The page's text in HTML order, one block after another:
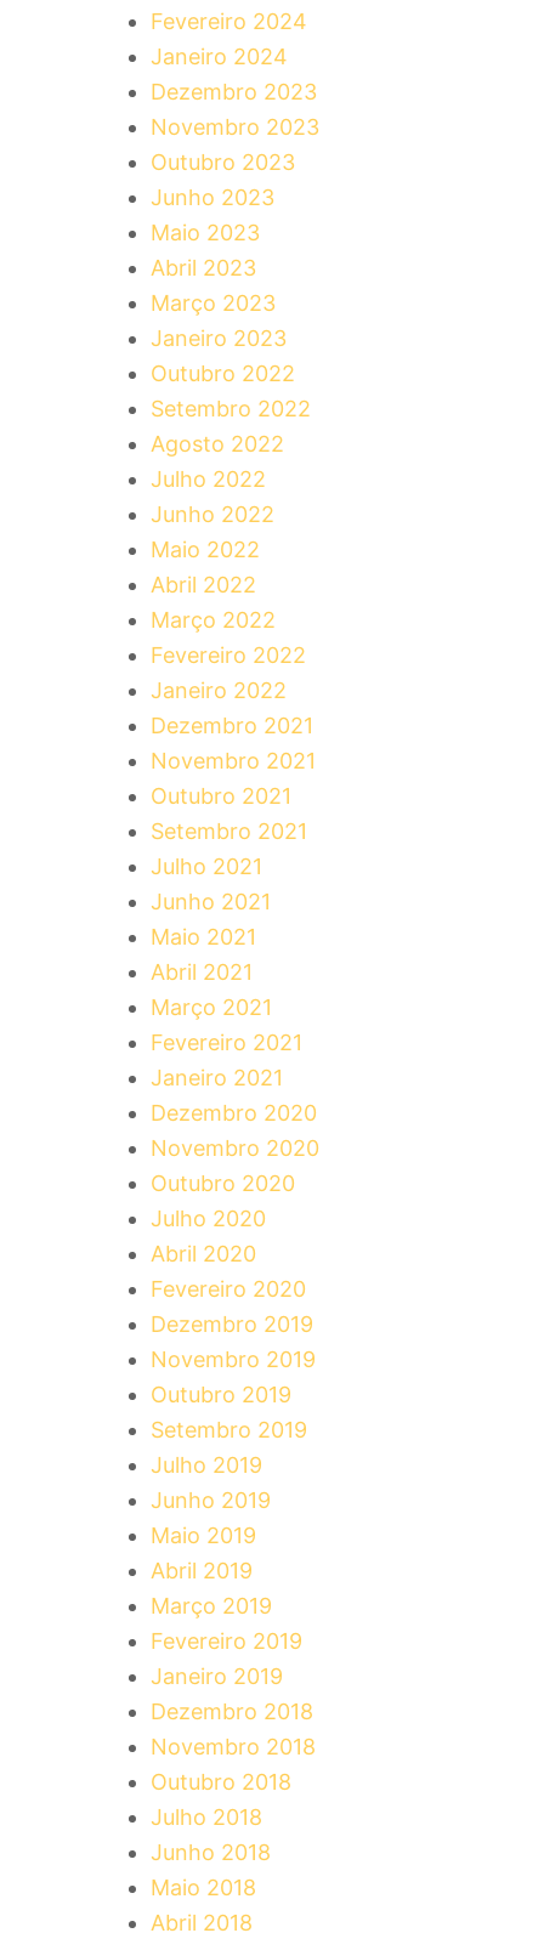
Fevereiro 2024
Janeiro 2024
Dezembro 2023
Novembro 2023
Outubro 2023
Junho 2023
Maio 2023
Abril 2023
Março 2023
Janeiro 2023
Outubro 2022
Setembro 2022
Agosto 2022
Julho 2022
Junho 2022
Maio 2022
Abril 2022
Março 2022
Fevereiro 2022
Janeiro 2022
Dezembro 2021
Novembro 2021
Outubro 2021
Setembro 2021
Julho 2021
Junho 2021
Maio 2021
Abril 2021
Março 2021
Fevereiro 2021
Janeiro 2021
Dezembro 2020
Novembro 2020
Outubro 2020
Julho 2020
Abril 2020
Fevereiro 2020
Dezembro 2019
Novembro 2019
Outubro 2019
Setembro 2019
Julho 2019
Junho 2019
Maio 2019
Abril 2019
Março 2019
Fevereiro 2019
Janeiro 2019
Dezembro 2018
Novembro 2018
Outubro 2018
Julho 2018
Junho 2018
Maio 2018
Abril 2018